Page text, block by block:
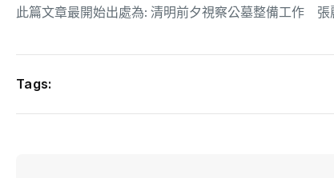
此篇文章最開始出處為: 清明前夕視察公墓整備工作
Tags: